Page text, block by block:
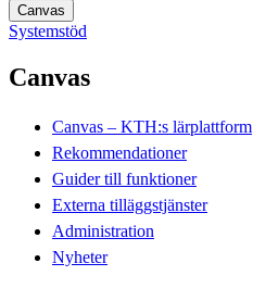
Canvas
Systemstöd
Canvas
Canvas – KTH:s lärplattform
Rekommendationer
Guider till funktioner
Externa tilläggstjänster
Administration
Nyheter